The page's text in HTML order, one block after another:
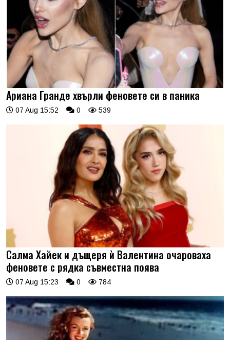
Ариана Гранде хвърли феновете си в паника
07 Aug 15:52 0 539
Салма Хайек и дъщеря ѝ Валентина очароваха
феновете с рядка съвместна поява
07 Aug 15:23 0 784